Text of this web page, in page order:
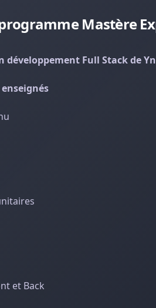
Mastère
développement Full Stack de
et Back